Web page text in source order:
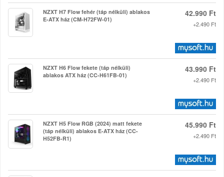
NZXT H7 Flow fehér (táp nélküli) ablakos
E-ATX ház (CM-H72FW-01)
42.990 Ft
+2.490 Ft
NZXT H6 Flow fekete (táp nélküli)
ablakos ATX ház (CC-H61FB-01)
43.990 Ft
+2.490 Ft
NZXT H5 Flow RGB (2024) matt fekete
(táp nélküli) ablakos E-ATX ház (CC-
H52FB-R1)
45.990 Ft
+2.490 Ft